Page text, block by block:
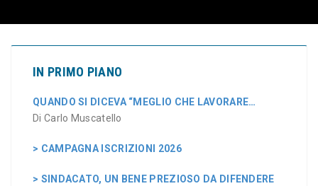
IN PRIMO PIANO
QUANDO SI DICEVA “MEGLIO CHE LAVORARE…
Di Carlo Muscatello
> CAMPAGNA ISCRIZIONI 2026
> SINDACATO, UN BENE PREZIOSO DA DIFENDERE